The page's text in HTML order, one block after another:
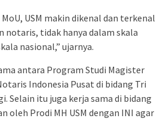
USM makin dikenal dan terkenal
notaris, tidak hanya dalam skala
nasional,” ujarnya.
antara Program Studi Magister
Indonesia Pusat di bidang Tri
Selain itu juga kerja sama di bidang
oleh Prodi MH USM dengan INI agar